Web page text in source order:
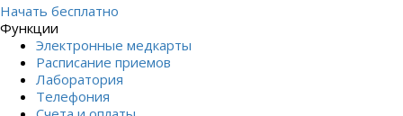
Начать бесплатно
Функции
Электронные медкарты
Расписание приемов
Лаборатория
Телефония